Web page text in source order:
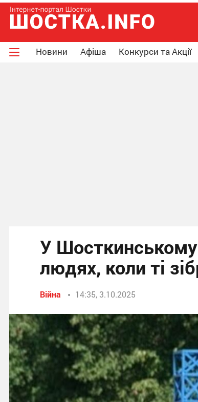
Новини Афіша Конкурси та Акції
У Шосткинському
людях, коли ті
Війна 14:35, 3.10.2025